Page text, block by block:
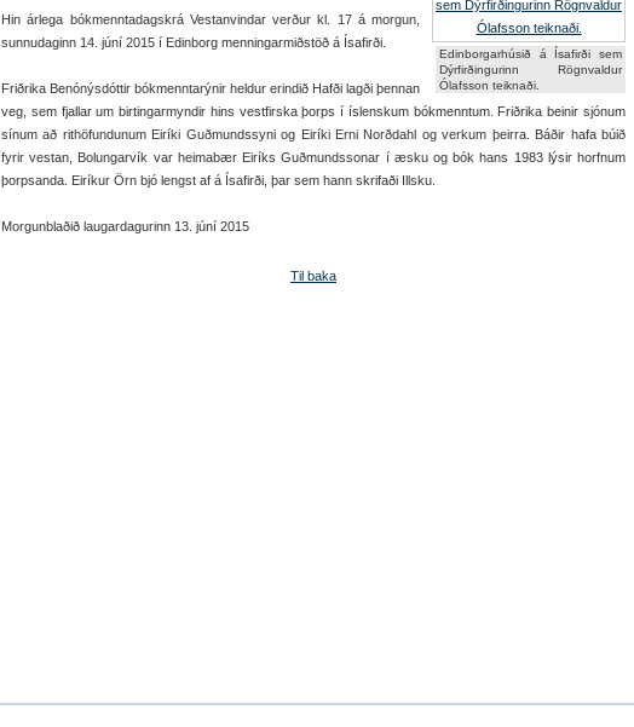
Edinborgarhúsið á Ísafirði sem
Dýrfirðingurinn Rögnvaldur
Ólafsson teiknaði.
Hin árlega bókmenntadagskrá Vestanvindar verður kl. 17 á morgun,
sunnudaginn 14. júní 2015 í Edinborg menningarmiðstöð á Ísafirði.
Friðrika Benónýsdóttir bókmenntarýnir heldur erindið Hafði lagði þennan
veg, sem fjallar um birtingarmyndir hins vestfirska þorps í íslenskum bókmenntum. Friðrika beinir sjónum
sínum að rithöfundunum Eiríki Guðmundssyni og Eiríki Erni Norðdahl og verkum þeirra. Báðir hafa búið
fyrir vestan, Bolungarvík var heimabær Eiríks Guðmundssonar í æsku og bók hans 1983 lýsir horfnum
þorpsanda. Eiríkur Örn bjó lengst af á Ísafirði, þar sem hann skrifaði Illsku.
Morgunblaðið laugardagurinn 13. júní 2015
Til baka